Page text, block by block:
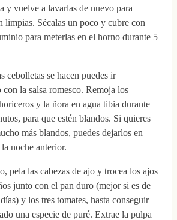
y vuelve a lavarlas de nuevo para
limpias. Sécalas un poco y cubre con
para meterlas en el horno durante 5
cebolletas se hacen puedes ir
con la salsa romesco. Remoja los
y la ñora en agua tibia durante
para que estén blandos. Si quieres
más blandos, puedes dejarlos en
noche anterior.
pela las cabezas de ajo y trocea los ajos
junto con el pan duro (mejor si es de
y los tres tomates, hasta conseguir
una especie de puré. Extrae la pulpa